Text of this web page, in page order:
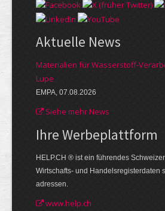
Aktuelle News
Materialien für Wasserstoff-
Lupe
EMPA, 07.08.2026
Siehe mehr News
Ihre Werbe­plattform
HELP.CH ® ist ein führendes
Wirtschafts- und Handelsregisterdaten
adressen.
www.help.ch